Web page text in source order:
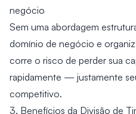
negócio
Sem uma abordagem
domínio de negócio e
corre o risco de perder sua
rapidamente — justamente
competitivo.
3. Benefícios da Divisão de